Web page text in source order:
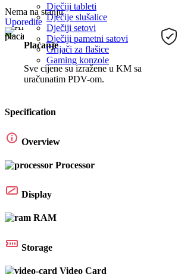
Dječiji tableti
Dječije slušalice
Dječiji setovi
Dječiji pametni satovi
Grijači za flašice
Gaming konzole
Nema na stanju
Uporedite
Plaćanje
Sve cijene su izražene u KM sa
uračunatim PDV-om.
Specification
Overview
Processor
Display
RAM
Storage
Video Card